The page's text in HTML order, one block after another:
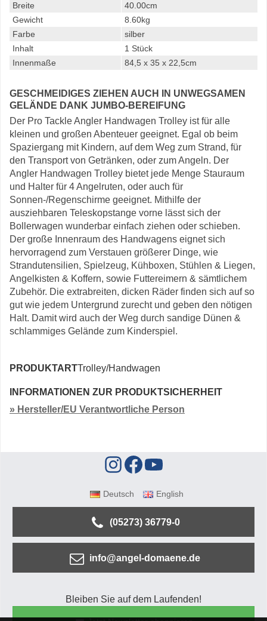
Breite
40.00cm
Gewicht
8.60kg
Farbe
silber
Inhalt
1 Stück
Innenmaße
84,5 x 35 x 22,5cm
GESCHMEIDIGES ZIEHEN AUCH IN UNWEGSAMEN
GELÄNDE DANK JUMBO-BEREIFUNG
Der Pro Tackle Angler Handwagen Trolley ist für alle
kleinen und großen Abenteuer geeignet. Egal ob beim
Spaziergang mit Kindern, auf dem Weg zum Strand, für
den Transport von Getränken, oder zum Angeln. Der
Angler Handwagen Trolley bietet jede Menge Stauraum
und Halter für 4 Angelruten, oder auch für
Sonnen-/Regenschirme geeignet. Mithilfe der
ausziehbaren Teleskopstange vorne lässt sich der
Bollerwagen wunderbar einfach ziehen oder schieben.
Der große Innenraum des Handwagens eignet sich
hervorragend zum Verstauen größerer Dinge, wie
Strandutensilien, Spielzeug, Kühboxen, Stühlen & Liegen,
Angelkisten & Koffern, sowie Futtereimern & sämtlichem
Zubehör. Die extrabreiten, dicken Räder finden sich auf so
gut wie jedem Untergrund zurecht und geben den nötigen
Halt. Damit wird auch der Weg durch sandige Dünen &
schlammiges Gelände zum Kinderspiel.
PRODUKTARTTrolley/Handwagen
INFORMATIONEN ZUR PRODUKTSICHERHEIT
» Hersteller/EU Verantwortliche Person
Deutsch English
(05273) 36779-0
info@angel-domaene.de
Bleiben Sie auf dem Laufenden!